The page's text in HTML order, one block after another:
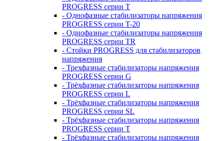
PROGRESS серии T
- Однофазные стабилизаторы напряжения
PROGRESS серии T-20
- Однофазные стабилизаторы напряжения
PROGRESS серии TR
- Стойки PROGRESS для стабилизаторов
напряжения
- Трехфазные стабилизаторы напряжения
PROGRESS серии G
- Трёхфазные стабилизаторы напряжения
PROGRESS серии L
- Трёхфазные стабилизаторы напряжения
PROGRESS серии SL
- Трёхфазные стабилизаторы напряжения
PROGRESS серии T
- Трёхфазные стабилизаторы напряжения